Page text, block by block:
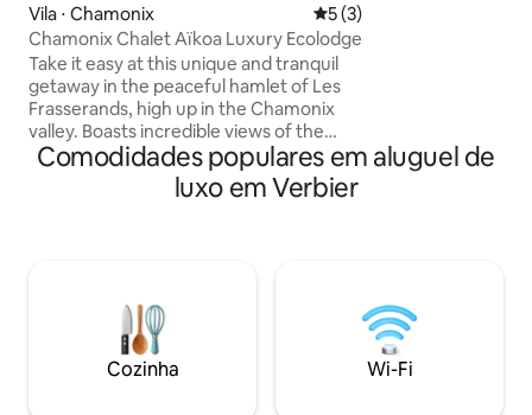
Vila ⋅ Chamonix 5 de uma avaliação média
5 (3)
Chamonix Chalet Aïkoa Luxury Ecolodge
Take it easy at this unique and tranquil
getaway in the peaceful hamlet of Les
Frasserands, high up in the Chamonix
valley. Boasts incredible views of the
entire Mont Blanc range, and just
minutes from the main ski areas as well
the summer trails literally outside the
chalet has a stunning view to take your
breath away. Play hard, relax and
Comodidades populares em aluguel de
luxo em Verbier
Cozinha Wi-Fi